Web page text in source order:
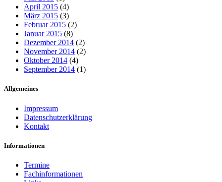
April 2015 (4)
März 2015 (3)
Februar 2015 (2)
Januar 2015 (8)
Dezember 2014 (2)
November 2014 (2)
Oktober 2014 (4)
September 2014 (1)
Allgemeines
Impressum
Datenschutzerklärung
Kontakt
Informationen
Termine
Fachinformationen